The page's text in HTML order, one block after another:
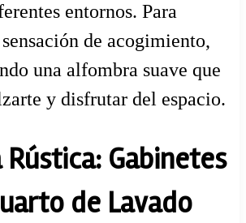
entornos. Para
de acogimiento,
una alfombra suave que
y disfrutar del espacio.
Rústica: Gabinetes
de Lavado